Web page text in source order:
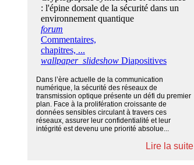
Dans l’ère actuelle de la communication
numérique, la sécurité des réseaux de
transmission optique présente un défi du premier
plan. Face à la prolifération croissante de
données sensibles circulant à travers ces
réseaux, assurer leur confidentialité et leur
intégrité est devenu une priorité absolue...
Lire la suite